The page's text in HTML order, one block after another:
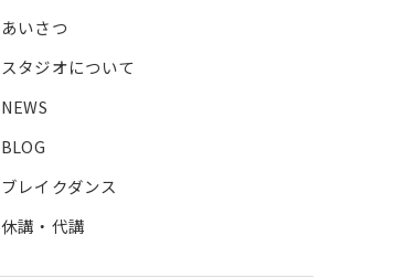
あいさつ
スタジオについて
NEWS
BLOG
ブレイクダンス
休講・代講